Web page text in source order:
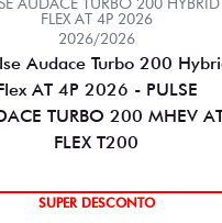
FLEX AT 4P 2026
2026/2026